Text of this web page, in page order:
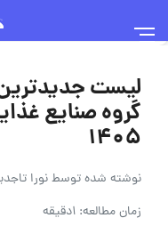
لیست
1405
نوشته شده توسطنورا
زمان مطالعه: 1دقیقه